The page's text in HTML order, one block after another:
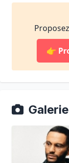
👉
Galerie